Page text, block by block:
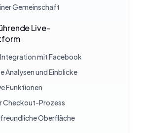
Gemeinschaft
Live-
mit Facebook
Analysen und Einblicke
Funktionen
Checkout-Prozess
Oberfläche